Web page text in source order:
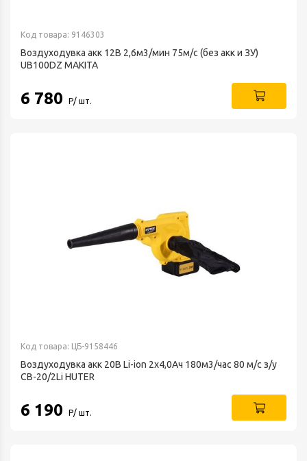
Код товара: 9146303
Воздуходувка акк 12В 2,6м3/мин 75м/с (без акк и ЗУ)
UB100DZ MAKITA
6 780 Р/ шт.
Код товара: ЦБ-9158446
Воздуходувка акк 20В Li-ion 2х4,0Ач 180м3/час 80 м/с з/у
CB-20/2Li HUTER
6 190 Р/ шт.